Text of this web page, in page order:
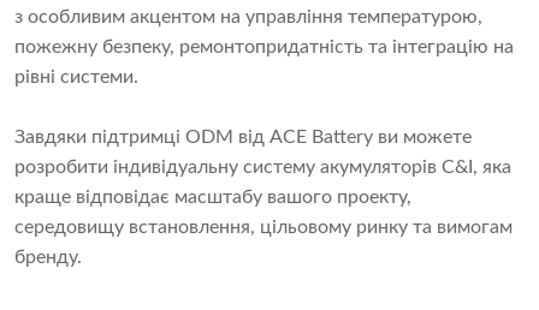
з особливим акцентом на управління температурою,
пожежну безпеку, ремонтопридатність та інтеграцію на
рівні системи.
Завдяки підтримці ODM від ACE Battery ви можете
розробити індивідуальну систему акумуляторів C&I, яка
краще відповідає масштабу вашого проекту,
середовищу встановлення, цільовому ринку та вимогам
бренду.